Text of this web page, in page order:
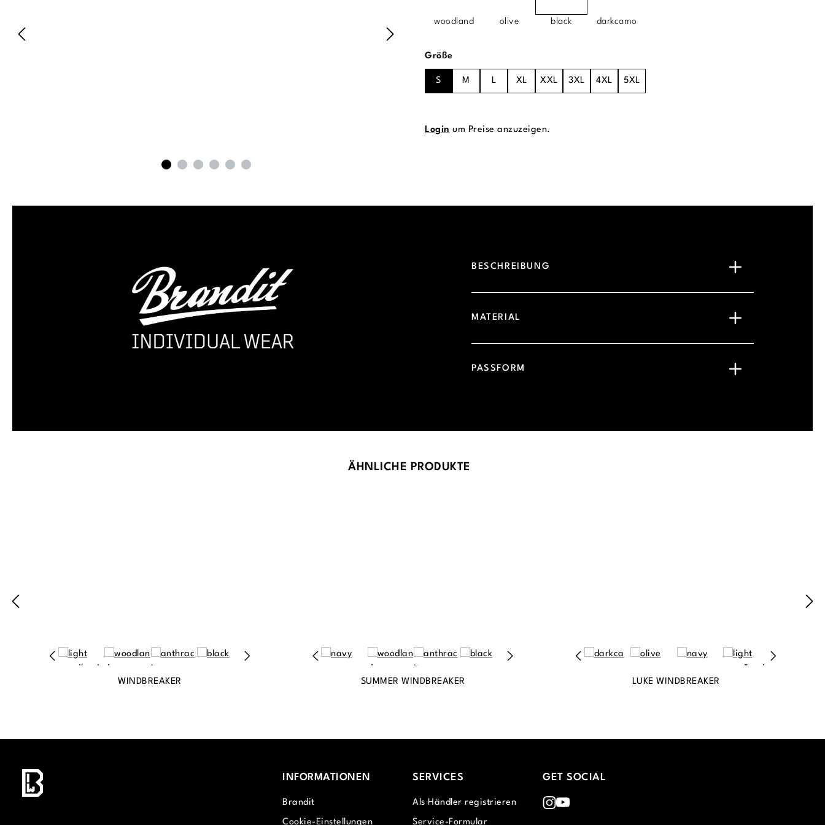
woodland olive black darkcamo
Größeauswählen
S M L XL XXL 3XL 4XL 5XL
Login um Preise anzuzeigen.
BESCHREIBUNG
MATERIAL
PASSFORM
ÄHNLICHE PRODUKTE
WINDBREAKER SUMMER WINDBREAKER LUKE WINDBREAKER
INFORMATIONEN
Brandit
Cookie-Einstellungen
SERVICES
Als Händler registrieren
Service-Formular
GET SOCIAL
Instagram
Youtube